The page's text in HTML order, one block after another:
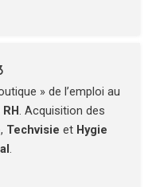
» de l’emploi au
. Acquisition des
, Techvisie et Hygie
.